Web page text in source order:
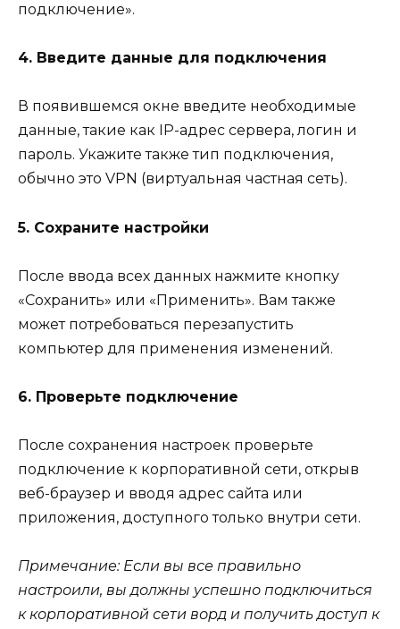
подключение».
4. Введите данные для подключения
В появившемся окне введите необходимые
данные, такие как IP-адрес сервера, логин и
пароль. Укажите также тип подключения,
обычно это VPN (виртуальная частная сеть).
5. Сохраните настройки
После ввода всех данных нажмите кнопку
«Сохранить» или «Применить». Вам также
может потребоваться перезапустить
компьютер для применения изменений.
6. Проверьте подключение
После сохранения настроек проверьте
подключение к корпоративной сети, открыв
веб-браузер и вводя адрес сайта или
приложения, доступного только внутри сети.
Примечание: Если вы все правильно
настроили, вы должны успешно подключиться
к корпоративной сети ворд и получить доступ к